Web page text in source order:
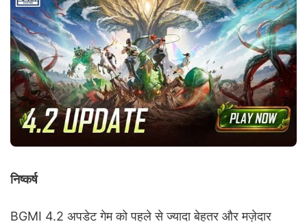
निष्कर्ष
BGMI 4.2 अपडेट गेम को पहले से ज्यादा बेहतर और मज़ेदार